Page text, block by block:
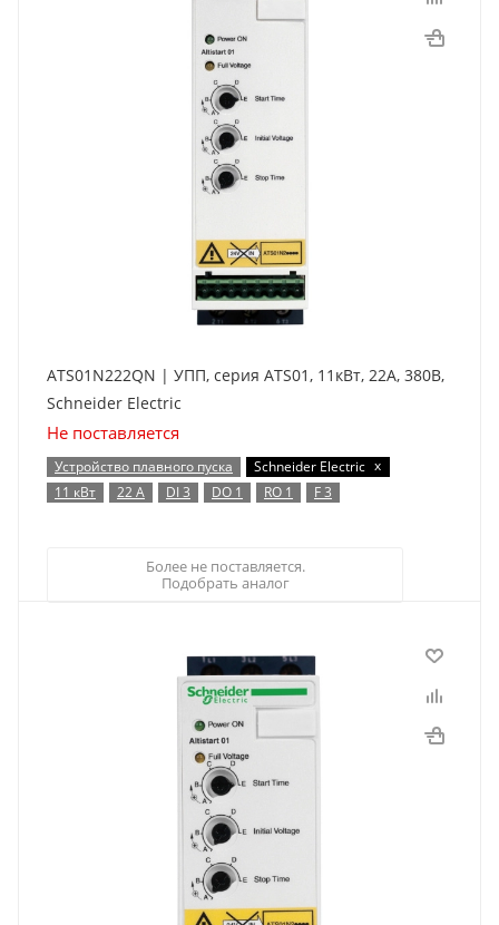
ATS01N222QN | УПП, серия ATS01, 11кВт, 22А, 380В,
Schneider Electric
Не поставляется
Устройство плавного пуска Schneider Electric x
11 кВт
22 А DI 3 DO 1 RO 1 F 3
Более не поставляется.
Подобрать аналог